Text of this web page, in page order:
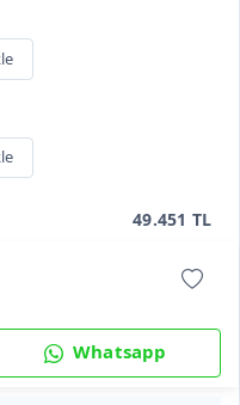
49.451 TL
Whatsapp